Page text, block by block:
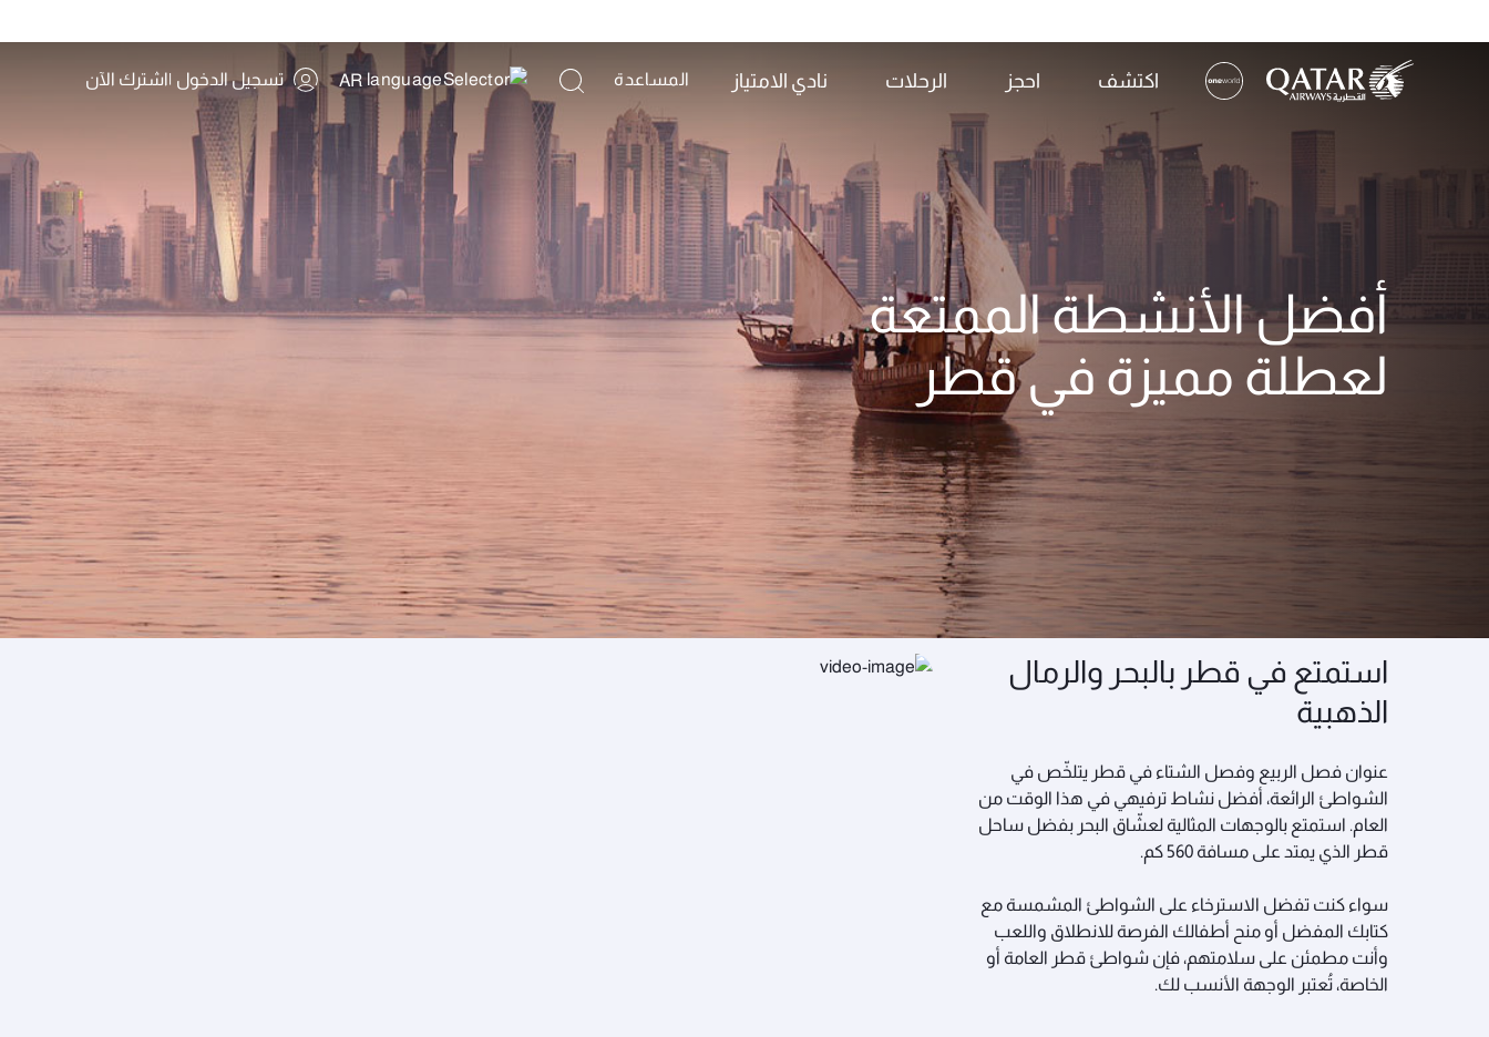
اكتشف
(active)
احجز الرحلات نادي الامتياز المساعدة AR تسجيل الدخول |اشترك الآن
أفضل الأنشطة الممتعة
لعطلة مميزة في قطر
اكتشف روائع قطر أفضل الأنشطة الممتعة في قطر
استمتع في قطر بالبحر والرمال
الذهبية
عنوان فصل الربيع وفصل الشتاء في قطر يتلخّص في
الشواطئ الرائعة، أفضل نشاط ترفيهي في هذا الوقت من
العام. استمتع بالوجهات المثالية لعشّاق البحر بفضل ساحل
قطر الذي يمتد على مسافة 560 كم.
سواء كنت تفضل الاسترخاء على الشواطئ المشمسة مع
كتابك المفضل أو منح أطفالك الفرصة للانطلاق واللعب
وأنت مطمئن على سلامتهم، فإن شواطئ قطر العامة أو
الخاصة، تُعتبر الوجهة الأنسب لك.